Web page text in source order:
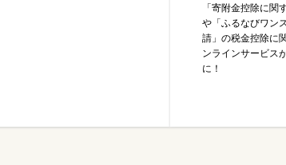
「寄附金控除に関
や「ふるなびワン
請」の税金控除に
ンラインサービス
に！